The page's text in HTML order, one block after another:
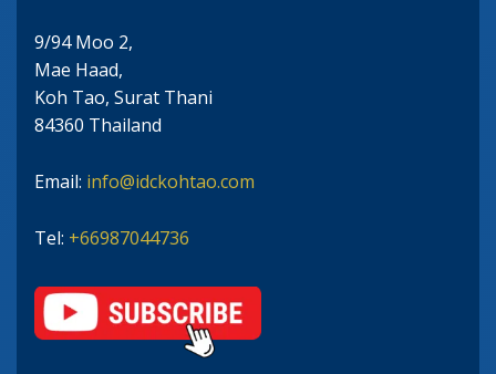
9/94 Moo 2,
Mae Haad,
Koh Tao, Surat Thani
84360 Thailand
Email: info@idckohtao.com
Tel: +66987044736